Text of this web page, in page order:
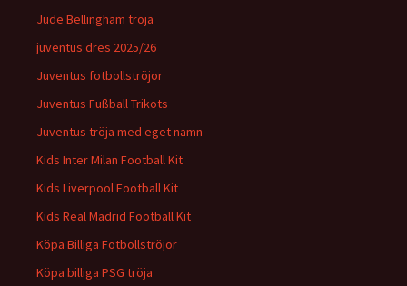
Jude Bellingham tröja
juventus dres 2025/26
Juventus fotbollströjor
Juventus Fußball Trikots
Juventus tröja med eget namn
Kids Inter Milan Football Kit
Kids Liverpool Football Kit
Kids Real Madrid Football Kit
Köpa Billiga Fotbollströjor
Köpa billiga PSG tröja